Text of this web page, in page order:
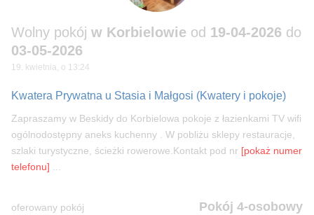
Wolny pokój w Korbielowie od 19-04-2026 do
03-05-2026
19. kwietnia, o 13:24
Kwatera Prywatna u Stasia i Małgosi (Kwatery i pokoje)
Zapraszamy w Beskidy do Korbielowa pokoje z łazienkami TV wifi
ogólnodostępny aneks kuchenny . W pobliżu sklepy restauracje,
szlaki turystyczne, ścieżki rowerowe.Kontakt pod nr [pokaż numer
telefonu] ...
Pokój 4-osobowy
oferowany pokój